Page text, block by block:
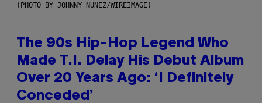
(PHOTO BY JOHNNY NUNEZ/WIREIMAGE)
The 90s Hip-Hop Legend Who
Made T.I. Delay His Debut Album
Over 20 Years Ago: ‘I Definitely
Conceded’